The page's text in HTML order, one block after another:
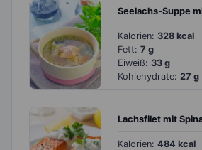
Kalorien: 328 kcal
Fett: 7 g
Eiweiß: 33 g
Kohlehydrate: 27 g
Kalorien: 484 kcal